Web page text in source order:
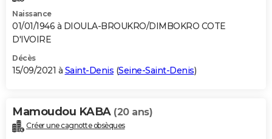
Naissance
01/01/1946 à DIOULA-BROUKRO/DIMBOKRO COTE
D'IVOIRE
Décès
15/09/2021 à Saint-Denis (Seine-Saint-Denis)
Mamoudou KABA (20 ans)
Créer une cagnotte obsèques